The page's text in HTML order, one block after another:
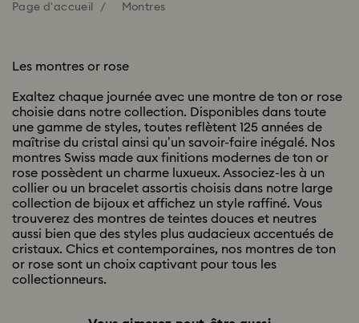
Page d'accueil Montres
Les montres or rose
Exaltez chaque journée avec une montre de ton or rose
choisie dans notre collection. Disponibles dans toute
une gamme de styles, toutes reflètent 125 années de
maîtrise du cristal ainsi qu’un savoir-faire inégalé. Nos
montres Swiss made aux finitions modernes de ton or
rose possèdent un charme luxueux. Associez-les à un
collier ou un bracelet assortis choisis dans notre large
collection de bijoux et affichez un style raffiné. Vous
trouverez des montres de teintes douces et neutres
aussi bien que des styles plus audacieux accentués de
cristaux. Chics et contemporaines, nos montres de ton
or rose sont un choix captivant pour tous les
collectionneurs.